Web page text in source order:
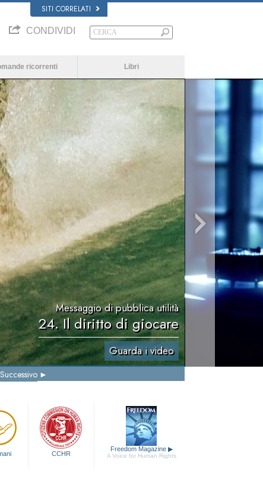
SITI CORRELATI
CONDIVIDI
ricorrenti Libri
Messaggio di pubblica utilità
24. Il diritto di giocare
Guarda i video
Successivo
CCHR
Freedom Magazine ▶
A Voice for Human Rights